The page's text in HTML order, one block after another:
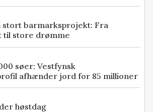
stort barmarksprojekt: Fra
til store drømme
søer: Vestfynsk
afhænder jord for 85 millioner
høstdag